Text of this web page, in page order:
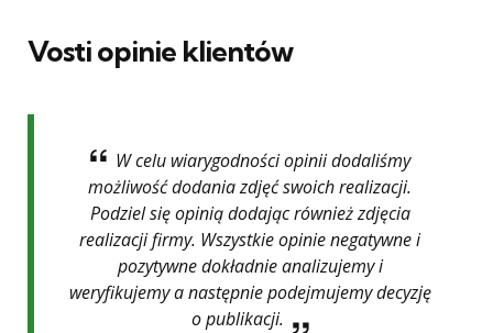
Vosti opinie klientów
W celu wiarygodności opinii dodaliśmy
możliwość dodania zdjęć swoich realizacji.
Podziel się opinią dodając również zdjęcia
realizacji firmy. Wszystkie opinie negatywne i
pozytywne dokładnie analizujemy i
weryfikujemy a następnie podejmujemy decyzję
o publikacji.